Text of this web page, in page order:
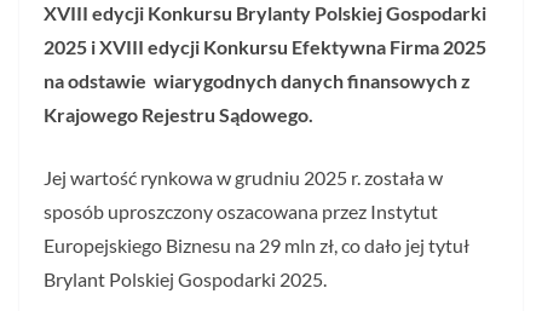
XVIII edycji Konkursu Brylanty Polskiej Gospodarki
2025 i XVIII edycji Konkursu Efektywna Firma 2025
na odstawie wiarygodnych danych finansowych z
Krajowego Rejestru Sądowego.
Jej wartość rynkowa w grudniu 2025 r. została w
sposób uproszczony oszacowana przez Instytut
Europejskiego Biznesu na 29 mln zł, co dało jej tytuł
Brylant Polskiej Gospodarki 2025.